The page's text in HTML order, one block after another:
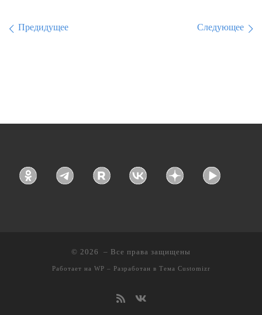
Навигация по
Предидущее Следующее
© 2026 – Все права защищены
Работает на WP – Разработан в Тема Customizr